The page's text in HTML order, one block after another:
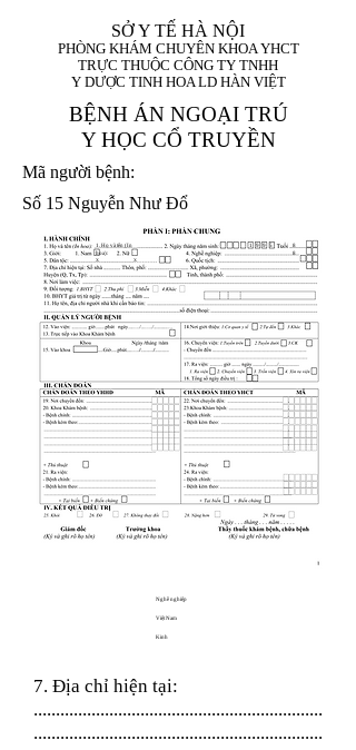
SỞ Y TẾ HÀ NỘI
PHÒNG KHÁM CHUYÊN KHOA YHCT
TRỰC THUỘC CÔNG TY TNHH
Y DƯỢC TINH HOA LD HÀN VIỆT
BỆNH ÁN NGOẠI TRÚ
Y HỌC CỔ TRUYỀN
Mã người bệnh:
Số 15 Nguyễn Như Đổ
1. Họ và tên (In
hoa):
1 9 9 5
8
8
X
X
Nghề nghiệp
Việt Nam
Kinh
7. Địa chỉ hiện tại:
.................................................................
.................................................................